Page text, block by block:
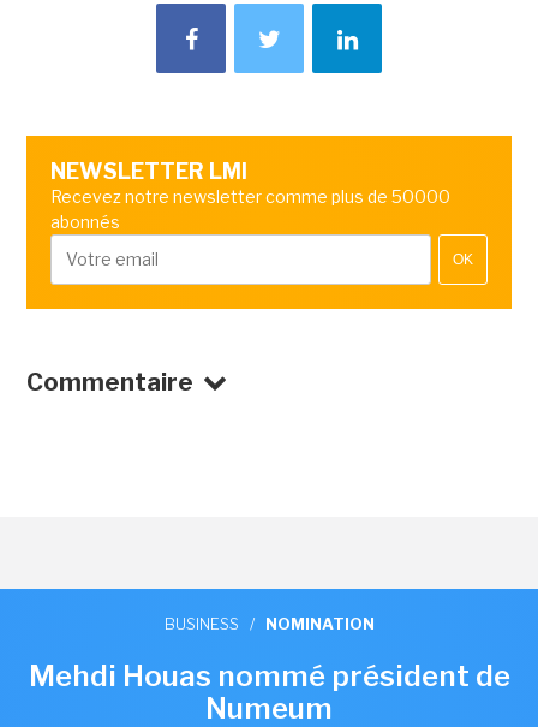
NEWSLETTER LMI
Recevez notre newsletter comme plus de 50000
abonnés
OK
Commentaire
BUSINESS / NOMINATION
Mehdi Houas nommé président de
Numeum